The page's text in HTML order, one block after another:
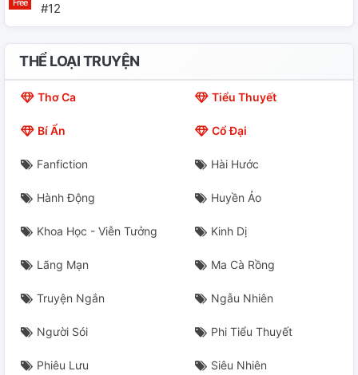
#12
THỂ LOẠI TRUYỆN
Thơ Ca Tiểu Thuyết
Bí Ẩn Cổ Đại
Fanfiction Hài Hước
Hành Động Huyền Ảo
Khoa Học - Viễn Tưởng Kinh Dị
Lãng Mạn Ma Cà Rồng
Truyện Ngắn Ngẫu Nhiên
Người Sói Phi Tiểu Thuyết
Phiêu Lưu Siêu Nhiên